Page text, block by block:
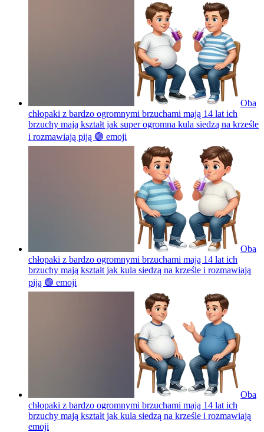
Oba
chłopaki z bardzo ogromnymi brzuchami mają 14 lat ich
brzuchy mają kształt jak super ogromna kula siedzą na krześle
i rozmawiają piją 🟣 emoji
Oba
chłopaki z bardzo ogromnymi brzuchami mają 14 lat ich
brzuchy mają kształt jak kula siedzą na krześle i rozmawiają
piją 🟣 emoji
Oba
chłopaki z bardzo ogromnymi brzuchami mają 14 lat ich
brzuchy mają kształt jak kula siedzą na krześle i rozmawiają
emoji